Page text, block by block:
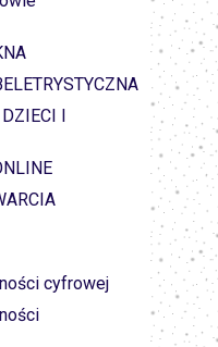
I
cyfrowej